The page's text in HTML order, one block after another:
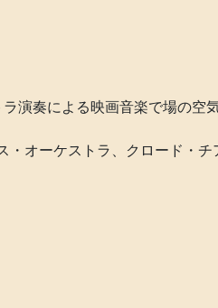
演奏による映画音楽で場の空
・オーケストラ、クロード・チ